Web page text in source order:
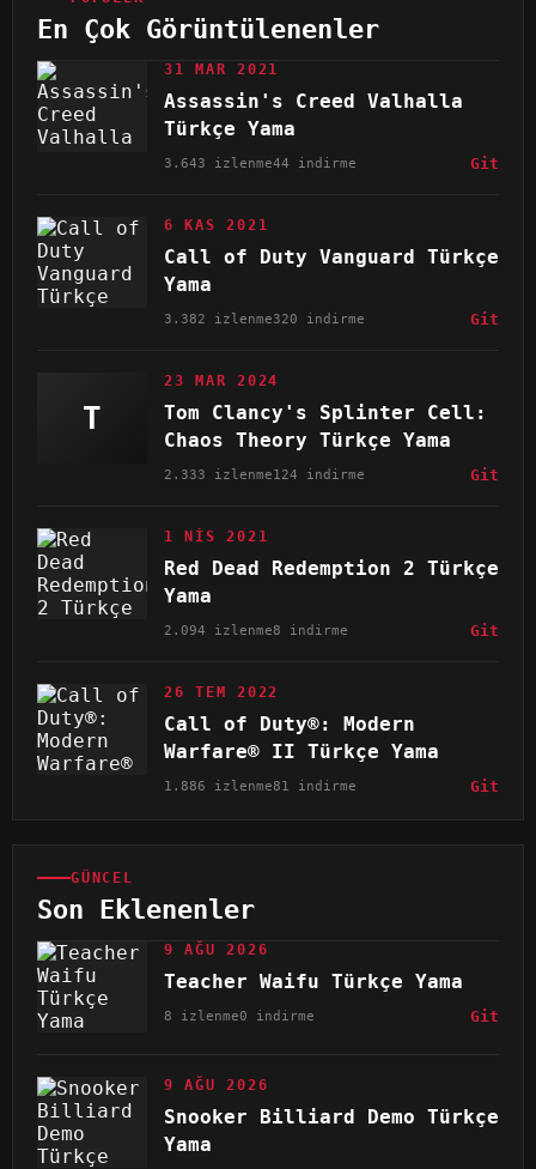
En Çok Görüntülenenler
31 MAR 2021
Assassin's Creed Valhalla
Türkçe Yama
3.643 izlenme44 indirme Git
6 KAS 2021
Call of Duty Vanguard Türkçe
Yama
3.382 izlenme320 indirme Git
T
23 MAR 2024
Tom Clancy's Splinter Cell:
Chaos Theory Türkçe Yama
2.333 izlenme124 indirme Git
1 NIS 2021
Red Dead Redemption 2 Türkçe
Yama
2.094 izlenme8 indirme Git
26 TEM 2022
Call of Duty®: Modern
Warfare® II Türkçe Yama
1.886 izlenme81 indirme Git
GÜNCEL
Son Eklenenler
9 AĞU 2026
Teacher Waifu Türkçe Yama
8 izlenme0 indirme Git
9 AĞU 2026
Snooker Billiard Demo Türkçe
Yama